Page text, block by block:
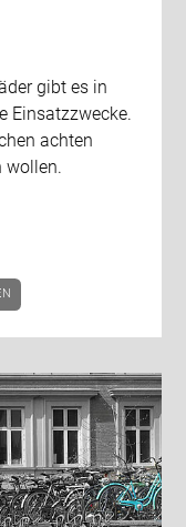
gibt es in
Einsatzzwecke.
achten
wollen.